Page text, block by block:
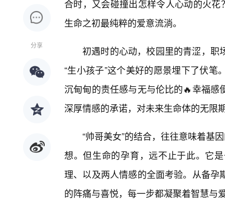
分享
合时，又会碰撞出怎样令人心动的火
生命之初最纯粹的爱意流淌。
初遇时的心动，校园里的青涩，职
“生小孩子”这个美好的愿景埋下了伏
沉甸甸的责任感与无与伦比的🔥幸福
深厚情感的承诺，对未来生命体的无限
“帅哥美女”的结合，往往意味着基
想。但生命的孕育，远不止于此。它
理、以及两人情感的全面考验。从备
的阵痛与喜悦，每一步都凝聚着智慧与